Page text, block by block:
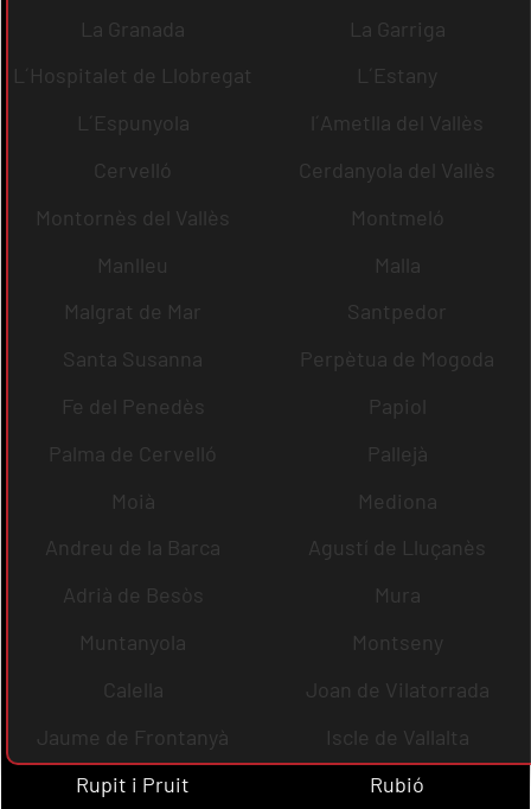
La Granada
La Garriga
L´Hospitalet de Llobregat
L´Estany
L´Espunyola
l´Ametlla del Vallès
Cervelló
Cerdanyola del Vallès
Montornès del Vallès
Montmeló
Manlleu
Malla
Malgrat de Mar
Santpedor
Santa Susanna
Perpètua de Mogoda
Fe del Penedès
Papiol
Palma de Cervelló
Pallejà
Moià
Mediona
Andreu de la Barca
Agustí de Lluçanès
Adrià de Besòs
Mura
Muntanyola
Montseny
Calella
Joan de Vilatorrada
Jaume de Frontanyà
Iscle de Vallalta
Rupit i Pruit
Rubió